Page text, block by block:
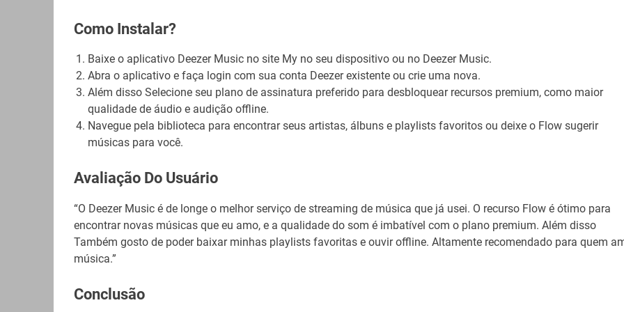
Como Instalar?
Baixe o aplicativo Deezer Music no site My no seu dispositivo ou no Deezer Music.
Abra o aplicativo e faça login com sua conta Deezer existente ou crie uma nova.
Além disso Selecione seu plano de assinatura preferido para desbloquear recursos premium, como maior
qualidade de áudio e audição offline.
Navegue pela biblioteca para encontrar seus artistas, álbuns e playlists favoritos ou deixe o Flow sugerir
músicas para você.
Avaliação Do Usuário
“O Deezer Music é de longe o melhor serviço de streaming de música que já usei. O recurso Flow é ótimo para
encontrar novas músicas que eu amo, e a qualidade do som é imbatível com o plano premium. Além disso
Também gosto de poder baixar minhas playlists favoritas e ouvir offline. Altamente recomendado para quem
música.”
Conclusão